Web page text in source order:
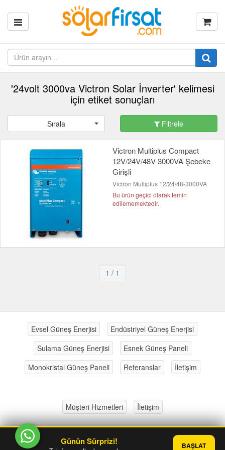
'24volt 3000va Victron Solar İnverter' kelimesi
için etiket sonuçları
Sırala Filtrele
Victron Multiplus Compact
12V/24V/48V-3000VA Şebeke
Girişli
Victron Multiplus 12/24/48-3000VA
Bu ürün geçici olarak temin
edilememektedir.
1 / 1
Evsel Güneş Enerjisi
Endüstriyel Güneş Enerjisi
Sulama Güneş Enerjisi
Esnek Güneş Paneli
Monokristal Güneş Paneli
Referanslar İletişim
Müşteri Hizmetleri İletişim
PlatinMarket®E-Ticaret Sistemi
Günün Sürprizi! BAŞLAT